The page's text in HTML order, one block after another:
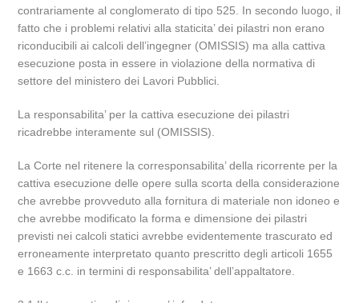
contrariamente al conglomerato di tipo 525. In secondo luogo, il
fatto che i problemi relativi alla staticita’ dei pilastri non erano
riconducibili ai calcoli dell’ingegner (OMISSIS) ma alla cattiva
esecuzione posta in essere in violazione della normativa di
settore del ministero dei Lavori Pubblici.
La responsabilita’ per la cattiva esecuzione dei pilastri
ricadrebbe interamente sul (OMISSIS).
La Corte nel ritenere la corresponsabilita’ della ricorrente per la
cattiva esecuzione delle opere sulla scorta della considerazione
che avrebbe provveduto alla fornitura di materiale non idoneo e
che avrebbe modificato la forma e dimensione dei pilastri
previsti nei calcoli statici avrebbe evidentemente trascurato ed
erroneamente interpretato quanto prescritto degli articoli 1655
e 1663 c.c. in termini di responsabilita’ dell’appaltatore.